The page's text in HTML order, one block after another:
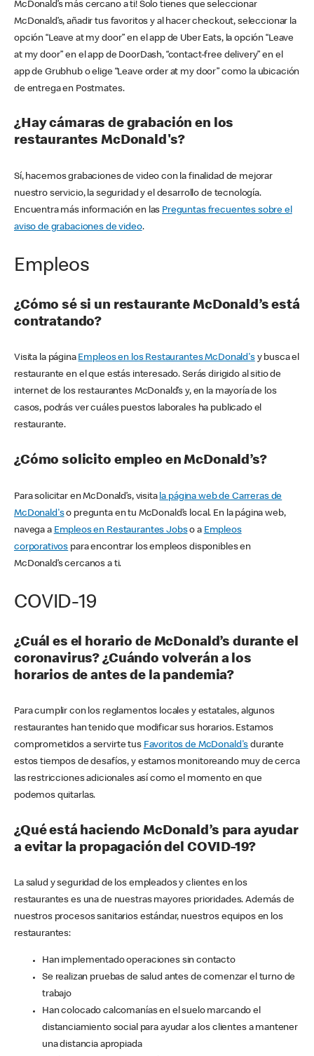
McDonald’s más cercano a ti! Solo tienes que seleccionar
McDonald’s, añadir tus favoritos y al hacer checkout, seleccionar la
opción “Leave at my door” en el app de Uber Eats, la opción “Leave
at my door” en el app de DoorDash, “contact-free delivery” en el
app de Grubhub o elige “Leave order at my door” como la ubicación
de entrega en Postmates.
¿Hay cámaras de grabación en los
restaurantes McDonald's?
Sí, hacemos grabaciones de video con la finalidad de mejorar
nuestro servicio, la seguridad y el desarrollo de tecnología.
Encuentra más información en las Preguntas frecuentes sobre el
aviso de grabaciones de video.
Empleos
¿Cómo sé si un restaurante McDonald’s está
contratando?
Visita la página Empleos en los Restaurantes McDonald'sy busca el
restaurante en el que estás interesado. Serás dirigido al sitio de
internet de los restaurantes McDonald’s y, en la mayoría de los
casos, podrás ver cuáles puestos laborales ha publicado el
restaurante.
¿Cómo solicito empleo en McDonald’s?
Para solicitar en McDonald’s, visita la página web de Carreras de
McDonald'so pregunta en tu McDonald’s local. En la página web,
navega a Empleos en Restaurantes Jobso a Empleos
corporativos para encontrar los empleos disponibles en
McDonald’s cercanos a ti.
COVID-19
¿Cuál es el horario de McDonald’s durante el
coronavirus? ¿Cuándo volverán a los
horarios de antes de la pandemia?
Para cumplir con los reglamentos locales y estatales, algunos
restaurantes han tenido que modificar sus horarios. Estamos
comprometidos a servirte tus Favoritos de McDonald's durante
estos tiempos de desafíos, y estamos monitoreando muy de cerca
las restricciones adicionales así como el momento en que
podemos quitarlas.
¿Qué está haciendo McDonald’s para ayudar
a evitar la propagación del COVID-19?
La salud y seguridad de los empleados y clientes en los
restaurantes es una de nuestras mayores prioridades. Además de
nuestros procesos sanitarios estándar, nuestros equipos en los
restaurantes:
Han implementado operaciones sin contacto
Se realizan pruebas de salud antes de comenzar el turno de
trabajo
Han colocado calcomanías en el suelo marcando el
distanciamiento social para ayudar a los clientes a mantener
una distancia apropiada